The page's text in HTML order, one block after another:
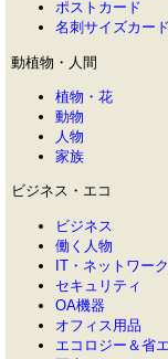
ポストカード
名刺サイズカード
動植物・人間
植物・花
動物
人物
家族
ビジネス・エコ
ビジネス
働く人物
IT・ネットワーク
セキュリティ
OA機器
オフィス用品
エコロジー＆省